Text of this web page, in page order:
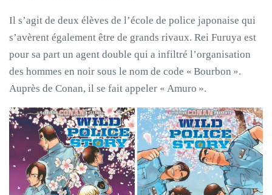
Il s’agit de deux élèves de l’école de police japonaise qui
s’avèrent également être de grands rivaux. Rei Furuya est
pour sa part un agent double qui a infiltré l’organisation
des hommes en noir sous le nom de code « Bourbon ».
Auprès de Conan, il se fait appeler « Amuro ».